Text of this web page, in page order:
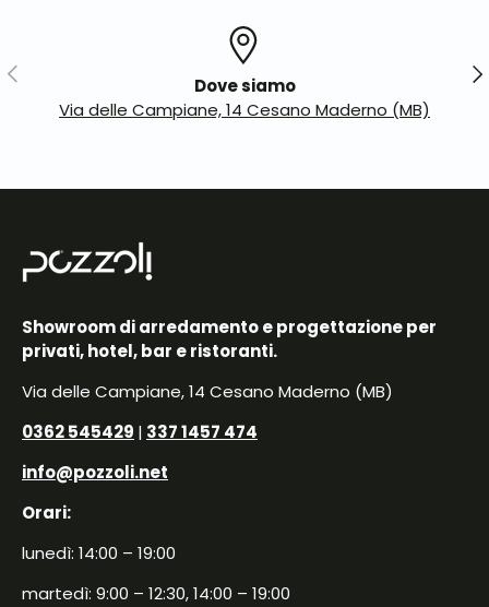
Indietro
Dove siamo
Via delle Campiane, 14 Cesano Maderno (MB)
Showroom di arredamento e progettazione per
privati, hotel, bar e ristoranti.
Via delle Campiane, 14 Cesano Maderno (MB)
0362 545429 | 337 1457 474
info@pozzoli.net
Orari:
lunedì: 14:00 – 19:00
martedì: 9:00 – 12:30, 14:00 – 19:00